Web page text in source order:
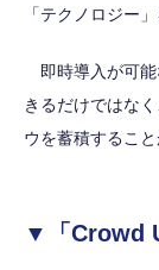
「テクノロジー
即時導入が可能
きるだけではな
ウを蓄積すること
▼「Crowd